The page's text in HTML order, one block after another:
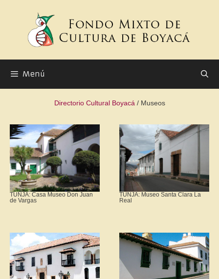
Menú
Directorio Cultural Boyacá / Museos
TUNJA: Casa Museo Don Juan
de Vargas
TUNJA: Museo Santa Clara La
Real